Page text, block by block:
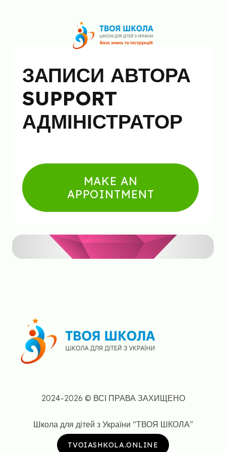
ЗАПИСИ АВТОРА
SUPPORT
АДМІНІСТРАТОР
MAKE AN
APPOINTMENT
2024-2026 © ВСІ ПРАВА ЗАХИЩЕНО
Школа для дітей з України “ТВОЯ ШКОЛА”
TVOIASHKOLA.ONLINE